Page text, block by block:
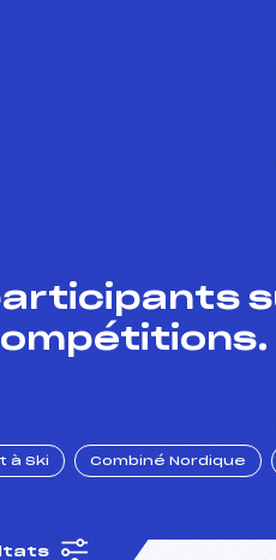
à Ski Combiné Nordique